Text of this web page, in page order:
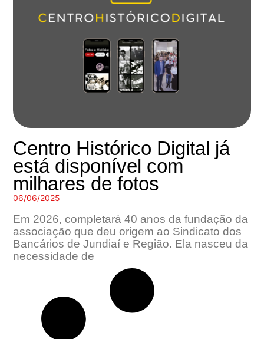
Centro Histórico Digital já
está disponível com
milhares de fotos
06/06/2025
Em 2026, completará 40 anos da fundação da
associação que deu origem ao Sindicato dos
Bancários de Jundiaí e Região. Ela nasceu da
necessidade de